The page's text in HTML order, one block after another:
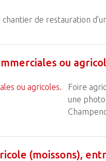
chantier de restauration
ou
Foire
une
(moissons),